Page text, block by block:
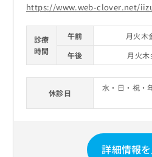
https://www.web-clover.net/
診療
時間
午前
月火
午後
月火
休診日
水・日・祝・
詳細情報